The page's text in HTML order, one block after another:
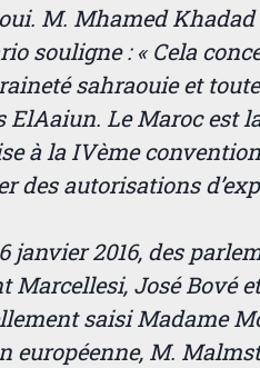
M. Mhamed
souligne : « Cela
sahraouie et
ElAaiun. Le Maroc est
à la IVème
des autorisations
janvier 2016, des
Marcellesi, José Bové
saisi Madame
européenne, M.